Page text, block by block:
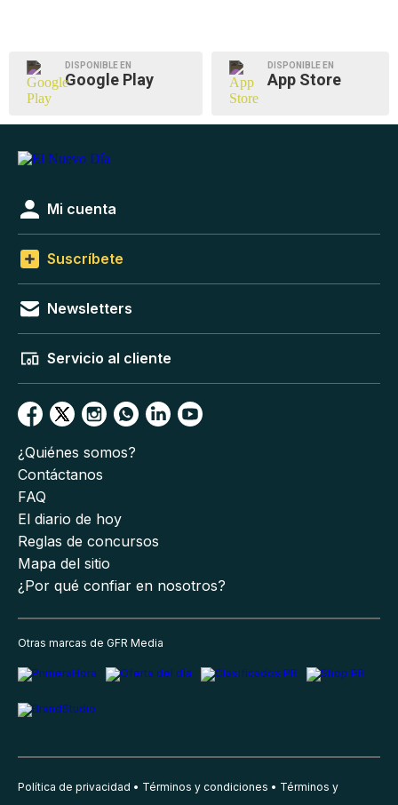
DISPONIBLE EN
Google Play
DISPONIBLE EN
App Store
Mi cuenta
Suscríbete
Newsletters
Servicio al cliente
¿Quiénes somos?
Contáctanos
FAQ
El diario de hoy
Reglas de concursos
Mapa del sitio
¿Por qué confiar en nosotros?
Otras marcas de GFR Media
Política de privacidad Términos y condiciones
Términos y